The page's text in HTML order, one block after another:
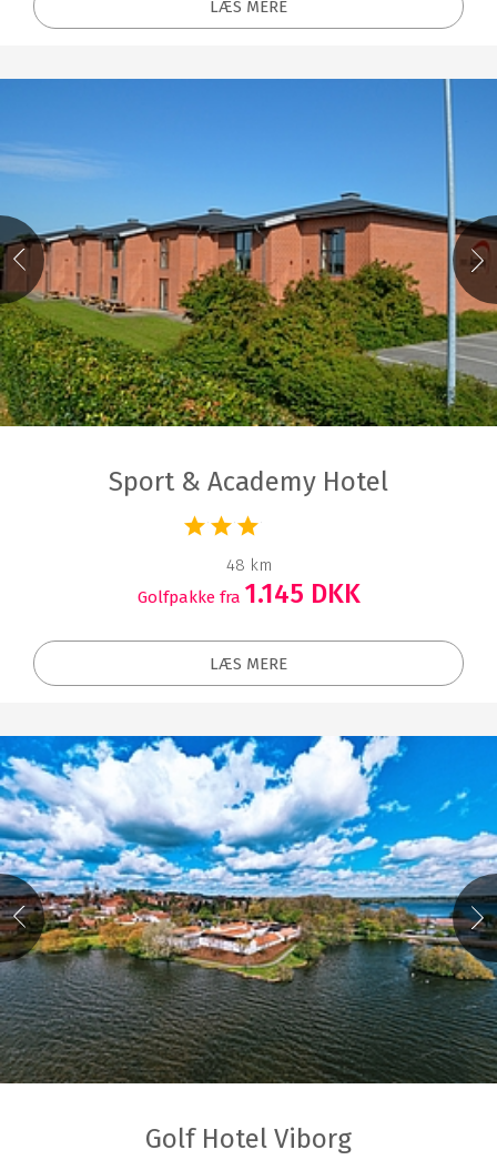
LÆS MERE
Sport & Academy Hotel
48 km
Golfpakke fra 1.145 DKK
LÆS MERE
Golf Hotel Viborg